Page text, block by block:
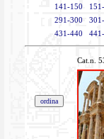
141-150
291-300
431-440
Cat.n.